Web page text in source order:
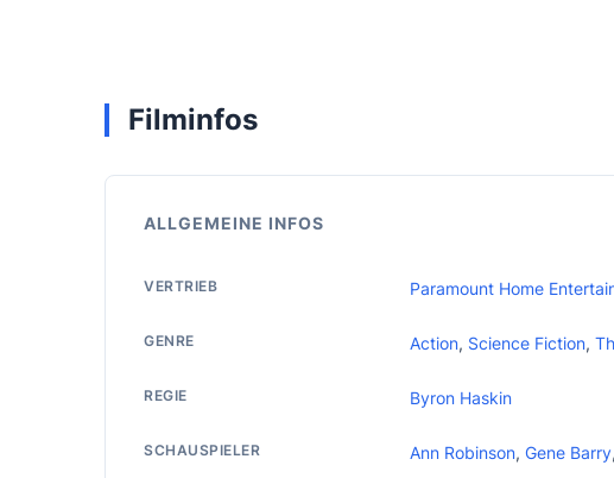
Filminfos
ALLGEMEINE INFOS
VERTRIEB Paramount Home
GENRE Action, Science Fiction,
REGIE Byron Haskin
SCHAUSPIELER Ann Robinson, Gene Barry,